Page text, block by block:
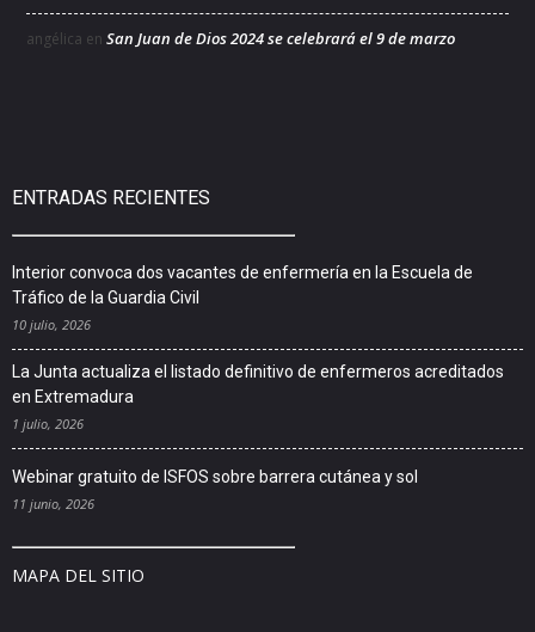
angélica en San Juan de Dios 2024 se celebrará el 9 de marzo
ENTRADAS RECIENTES
Interior convoca dos vacantes de enfermería en la Escuela de
Tráfico de la Guardia Civil
10 julio, 2026
La Junta actualiza el listado definitivo de enfermeros acreditados
en Extremadura
1 julio, 2026
Webinar gratuito de ISFOS sobre barrera cutánea y sol
11 junio, 2026
MAPA DEL SITIO